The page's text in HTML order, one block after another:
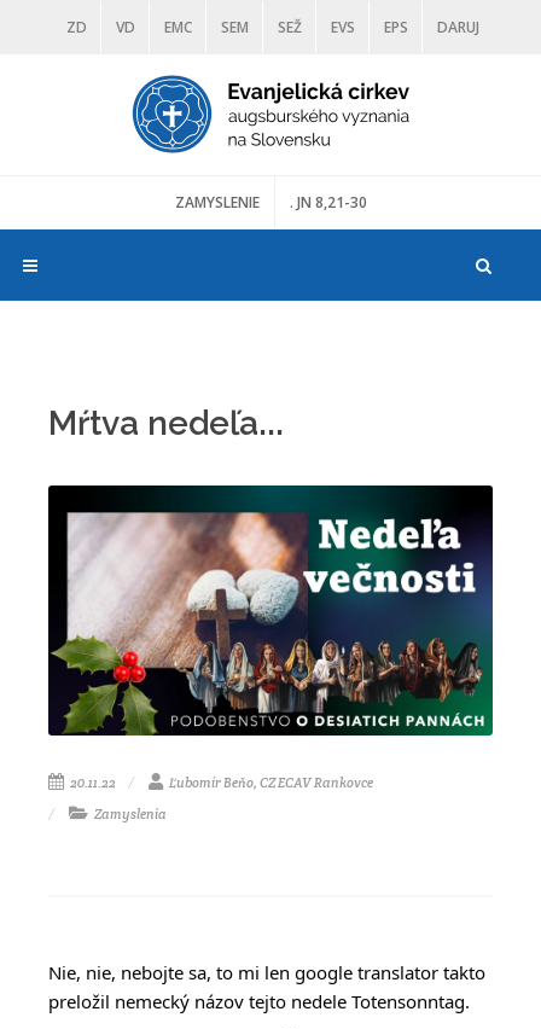
ZD VD EMC SEM SEŽ EVS EPS DARUJ
DIAKONIA ŠKOLY TRANOSCIUS
ZAMYSLENIE . JN 8,21-30
Mŕtva nedeľa...
20.11.22
Ľubomír Beňo, CZ ECAV Rankovce
Zamyslenia
Nie, nie, nebojte sa, to mi len google translator takto
preložil nemecký názov tejto nedele Totensonntag.